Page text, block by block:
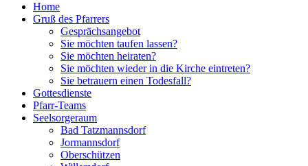
Home
Gruß des Pfarrers
Gesprächsangebot
Sie möchten taufen lassen?
Sie möchten heiraten?
Sie möchten wieder in die Kirche eintreten?
Sie betrauern einen Todesfall?
Gottesdienste
Pfarr-Teams
Seelsorgeraum
Bad Tatzmannsdorf
Jormannsdorf
Oberschützen